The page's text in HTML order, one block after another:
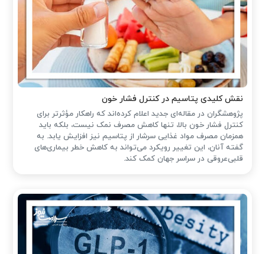
نقش کلیدی پتاسیم در کنترل فشار خون
پژوهشگران در مقاله‌ای جدید اعلام کرده‌اند که راهکار مؤثرتر برای
کنترل فشار خون بالا، تنها کاهش مصرف نمک نیست، بلکه باید
همزمان مصرف مواد غذایی سرشار از پتاسیم نیز افزایش یابد. به
گفته آنان، این تغییر رویکرد می‌تواند به کاهش خطر بیماری‌های
قلبی‌عروقی در سراسر جهان کمک کند.